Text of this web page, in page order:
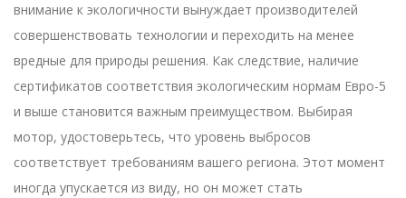
внимание к экологичности вынуждает производителей
совершенствовать технологии и переходить на менее
вредные для природы решения. Как следствие, наличие
сертификатов соответствия экологическим нормам Евро-5
и выше становится важным преимуществом. Выбирая
мотор, удостоверьтесь, что уровень выбросов
соответствует требованиям вашего региона. Этот момент
иногда упускается из виду, но он может стать